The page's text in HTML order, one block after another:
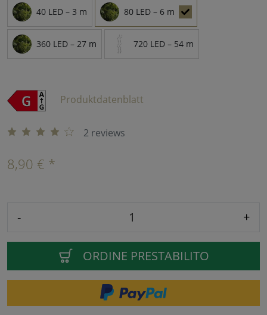
40 LED – 3 m 80 LED – 6 m
360 LED – 27 m 720 LED – 54 m
Produktdatenblatt
2 reviews
8,90 € *
- +
ORDINE PRESTABILITO